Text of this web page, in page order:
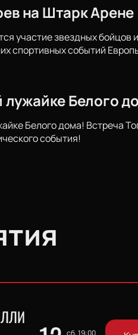
на Штарк Арене
участие звездных бойцов
спортивных событий
Белого
Белого дома! Встреча
события!
сб, 19:00